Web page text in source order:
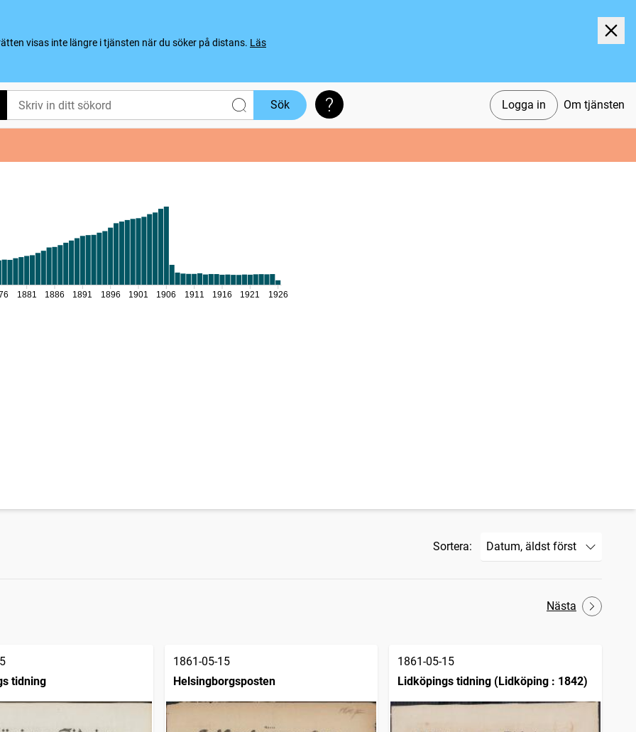
visas inte längre i tjänsten när du söker på distans. Läs
Logga in Om tjänsten
Sök Söktips
1881 1886 1891 1896 1901 1906 1911 1916 1921 1926
Sortera:
Nästa
tidning
1861-05-15
Helsingborgsposten
1861-05-15
Lidköpings tidning (Lidköping : 1842)